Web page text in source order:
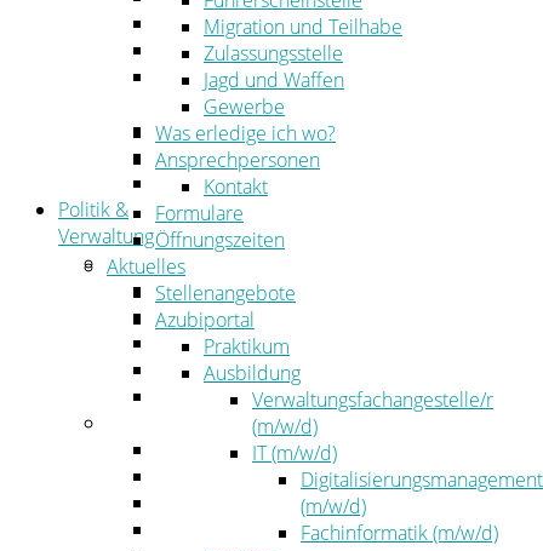
Azubiportal
Pressemitteilungen
Bekanntmachungen & öffentliche
Zustellungen
Kehrbezirksausschreibungen
Amtsblatt
Öffentliche Ausschreibungen
Politik &
Verwaltung
Politik
Kreistag
Kreistagsinformationssystem
Bürgerinformationssystem
Wahlen
Der Landrat
Kommunalaufsicht
Migration und Teilhabe
Zulassungsstelle
Jagd und Waffen
Gewerbe
Was erledige ich wo?
Ansprechpersonen
Kontakt
Formulare
Öffnungszeiten
Aktuelles
Stellenangebote
Azubiportal
Praktikum
Ausbildung
Verwaltungsfachangestelle/r
(m/w/d)
IT (m/w/d)
Digitalisierungsmanagement
(m/w/d)
Fachinformatik (m/w/d)